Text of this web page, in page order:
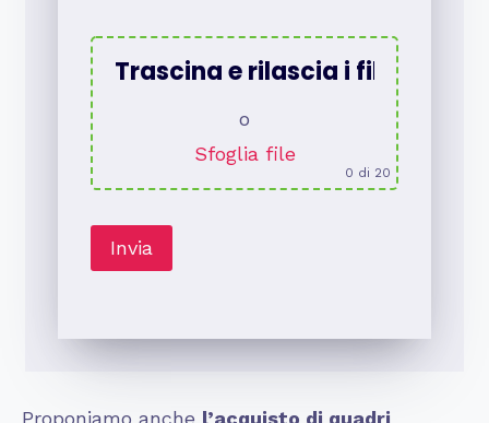
Trascina e rilascia i file qui
o
Sfoglia file
0 di 20